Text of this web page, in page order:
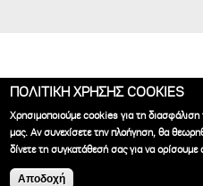
ΑΡΧΙΚΗ ΞΕΝΟΔΟΧΕΙΟ
ΕΜΠΕΙΡΙΑ GALLERY ΝΕΑ
Ξενοδοχεία Θεσσαλονίκη |
ΠΟΛΙΤΙΚΗ ΧΡΗΣΗΣ COOKIES
Χρησιμοποιούμε cookies για τη διασφάλιση
μας. Αν συνεχίσετε την πλοήγηση, θα
δίνετε τη συγκατάθεσή σας για να
Αποδοχή